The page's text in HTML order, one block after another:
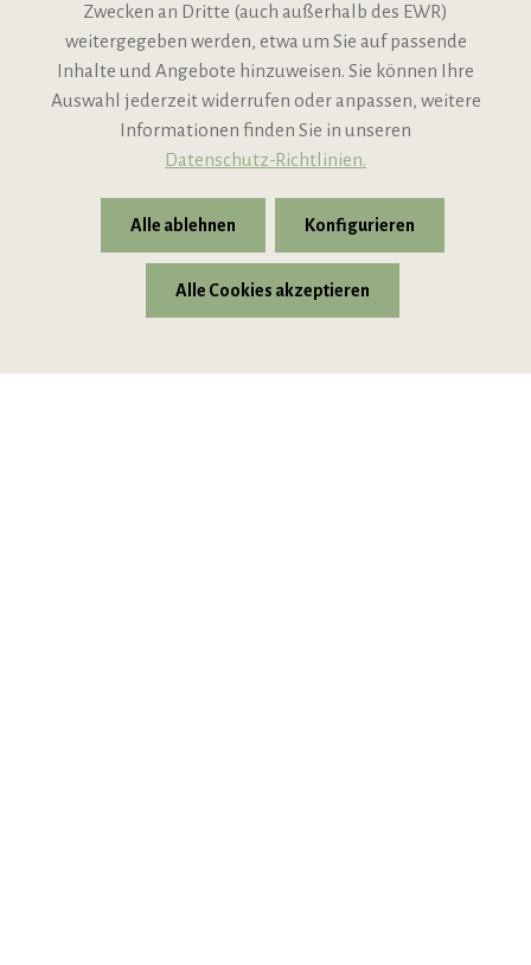
Informationen
Support
* Alle Preise inkl. gesetzl. Mehrwertsteuer zzgl.Versandkosten
Zwecken an Dritte (auch außerhalb des EWR)
weitergegeben werden, etwa um Sie auf passende
Inhalte und Angebote hinzuweisen. Sie können Ihre
Auswahl jederzeit widerrufen oder anpassen, weitere
Informationen finden Sie in unseren
Datenschutz-Richtlinien.
Alle ablehnen Konfigurieren
Alle Cookies akzeptieren